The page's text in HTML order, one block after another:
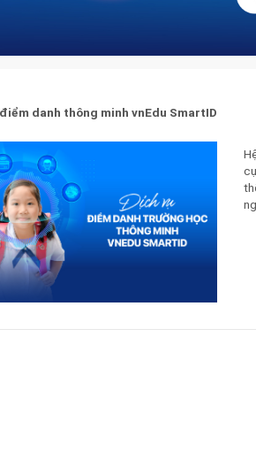
danh thông minh vnEdu SmartID